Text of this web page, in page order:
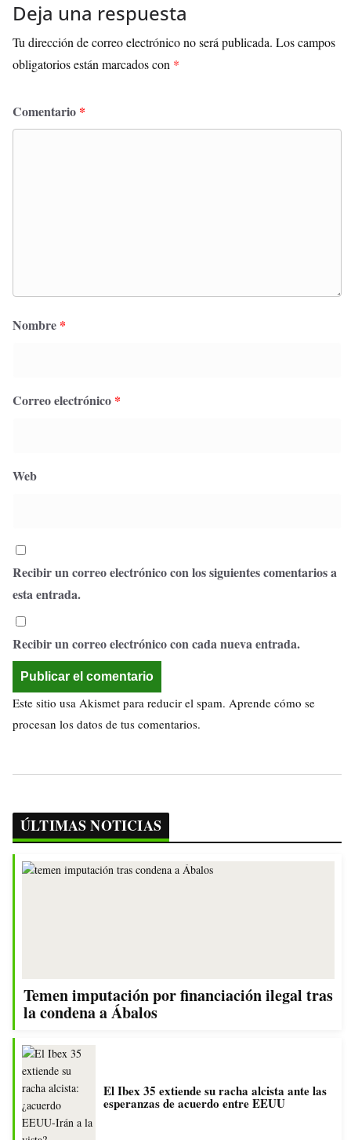
Deja una respuesta
Tu dirección de correo electrónico no será publicada. Los campos
obligatorios están marcados con *
Comentario *
Nombre *
Correo electrónico *
Web
Recibir un correo electrónico con los siguientes comentarios a
esta entrada.
Recibir un correo electrónico con cada nueva entrada.
Este sitio usa Akismet para reducir el spam. Aprende cómo se
procesan los datos de tus comentarios.
ÚLTIMAS NOTICIAS
Temen imputación por financiación ilegal tras
la condena a Ábalos
El Ibex 35 extiende su racha alcista ante las
esperanzas de acuerdo entre EEUU